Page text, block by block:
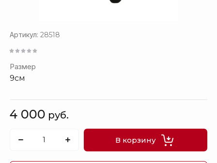
Артикул: 28518
Размер
9см
4 000 руб.
В корзину